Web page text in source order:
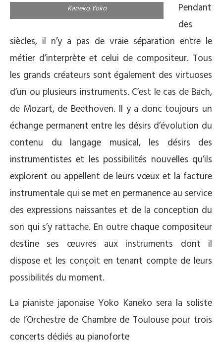
Kaneko Yoko
Pendant
des
siècles, il n’y a pas de vraie séparation entre le
métier d’interprète et celui de compositeur. Tous
les grands créateurs sont également des virtuoses
d’un ou plusieurs instruments. C’est le cas de Bach,
de Mozart, de Beethoven. Il y a donc toujours un
échange permanent entre les désirs d’évolution du
contenu du langage musical, les désirs des
instrumentistes et les possibilités nouvelles qu’ils
explorent ou appellent de leurs vœux et la facture
instrumentale qui se met en permanence au service
des expressions naissantes et de la conception du
son qui s’y rattache. En outre chaque compositeur
destine ses œuvres aux instruments dont il
dispose et les conçoit en tenant compte de leurs
possibilités du moment.
La pianiste japonaise Yoko Kaneko sera la soliste
de l’Orchestre de Chambre de Toulouse pour trois
concerts dédiés au pianoforte